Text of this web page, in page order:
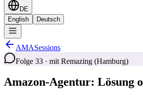
DE
English
Deutsch
AMASessions
Folge 33 · mit Remazing (Hamburg)
Amazon-Agentur: Lösung